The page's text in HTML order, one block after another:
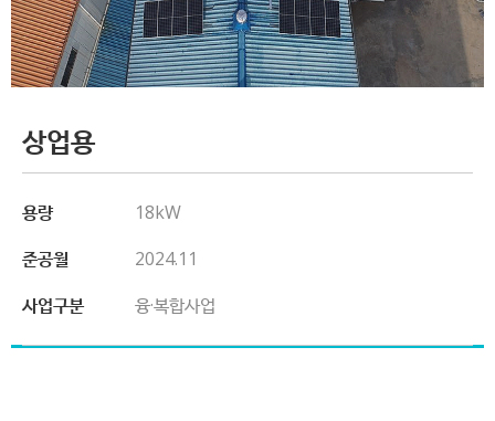
상업용
용량
18kW
준공월
2024.11
사업구분
융·복합사업